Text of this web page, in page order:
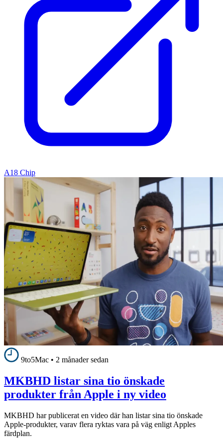
A18 Chip
9to5Mac • 2 månader sedan
MKBHD listar sina tio önskade
produkter från Apple i ny video
MKBHD har publicerat en video där han listar sina tio önskade
Apple-produkter, varav flera ryktas vara på väg enligt Apples
färdplan.